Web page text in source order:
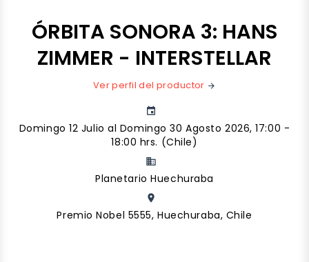
ÓRBITA SONORA 3: HANS
ZIMMER - INTERSTELLAR
Ver perfil del productor arrow_forward
event
Domingo 12 Julio al Domingo 30 Agosto 2026, 17:00 -
18:00 hrs. (Chile)
business
Planetario Huechuraba
place
Premio Nobel 5555, Huechuraba, Chile